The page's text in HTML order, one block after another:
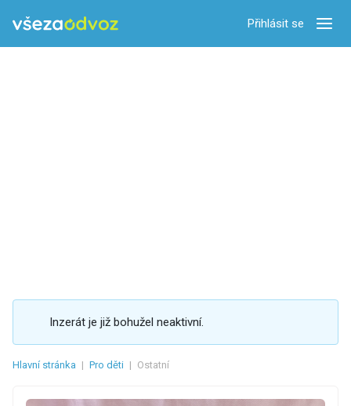
Přihlásit se
Inzerát je již bohužel neaktivní.
Hlavní stránka | Pro děti | Ostatní